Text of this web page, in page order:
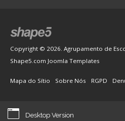
Copyright © 2026. Agrupamento de
Shape5.com Joomla Templates
Mapa do Sítio Sobre Nós RGPD
Desktop Version